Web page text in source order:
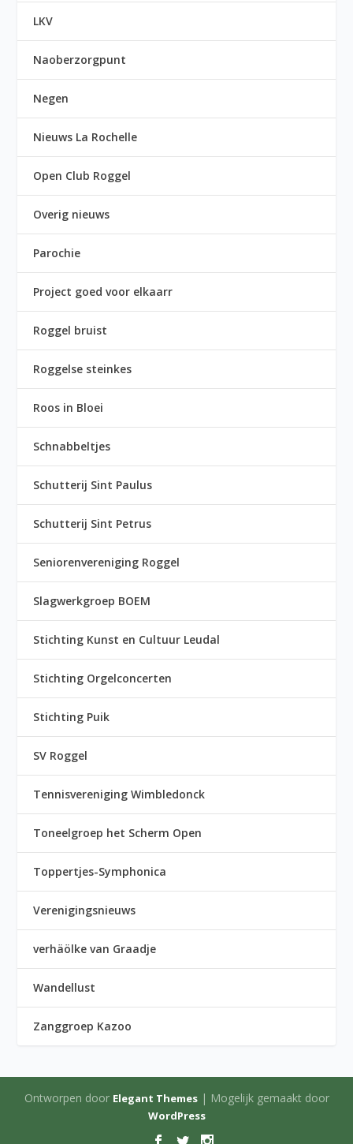
LKV
Naoberzorgpunt
Negen
Nieuws La Rochelle
Open Club Roggel
Overig nieuws
Parochie
Project goed voor elkaarr
Roggel bruist
Roggelse steinkes
Roos in Bloei
Schnabbeltjes
Schutterij Sint Paulus
Schutterij Sint Petrus
Seniorenvereniging Roggel
Slagwerkgroep BOEM
Stichting Kunst en Cultuur Leudal
Stichting Orgelconcerten
Stichting Puik
SV Roggel
Tennisvereniging Wimbledonck
Toneelgroep het Scherm Open
Toppertjes-Symphonica
Verenigingsnieuws
verhäölke van Graadje
Wandellust
Zanggroep Kazoo
Ontworpen door Elegant Themes| Mogelijk gemaakt door
WordPress